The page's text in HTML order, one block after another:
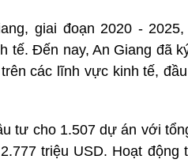
giai đoạn 2020 -
tế. Đến nay, An Giang đã
các lĩnh vực kinh tế,
tư cho 1.507 dự án với
triệu USD. Hoạt động